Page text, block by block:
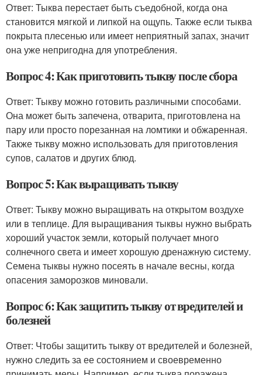
Ответ: Тыква перестает быть съедобной, когда она
становится мягкой и липкой на ощупь. Также если тыква
покрыта плесенью или имеет неприятный запах, значит
она уже непригодна для употребления.
Вопрос 4: Как приготовить тыкву после сбора
Ответ: Тыкву можно готовить различными способами.
Она может быть запечена, отварита, приготовлена на
пару или просто порезанная на ломтики и обжаренная.
Также тыкву можно использовать для приготовления
супов, салатов и других блюд.
Вопрос 5: Как выращивать тыкву
Ответ: Тыкву можно выращивать на открытом воздухе
или в теплице. Для выращивания тыквы нужно выбрать
хороший участок земли, который получает много
солнечного света и имеет хорошую дренажную систему.
Семена тыквы нужно посеять в начале весны, когда
опасения заморозков миновали.
Вопрос 6: Как защитить тыкву от вредителей и
болезней
Ответ: Чтобы защитить тыкву от вредителей и болезней,
нужно следить за ее состоянием и своевременно